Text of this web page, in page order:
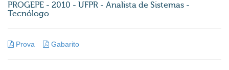
PROGEPE - 2010 - UFPR - Analista de Sistemas -
Tecnólogo
Prova Gabarito